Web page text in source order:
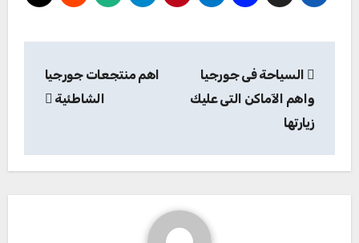
المقالات
السياحة فى جورجيا
واهم الآماكن التى عليك
زيارتها
اهم منتجعات جورجيا
الشاطئية